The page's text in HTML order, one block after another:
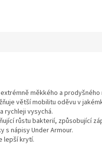
měkkého a prodyšného
větší mobilitu oděvu v
rychleji vysychá.
růstu bakterií, způsobující
s nápisy Under Armour.
lepší krytí.